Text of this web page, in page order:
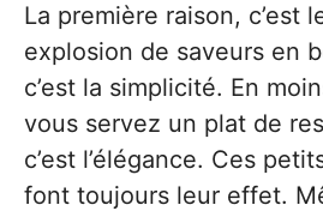
La première raison, c’est
explosion de saveurs en
c’est la simplicité. En
vous servez un plat de
c’est l’élégance. Ces
font toujours leur effet.